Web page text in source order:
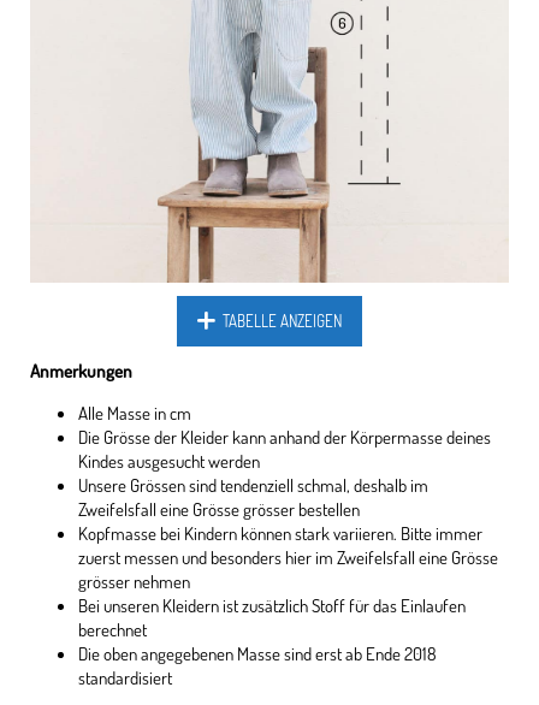
TABELLE ANZEIGEN
Anmerkungen
Alle Masse in cm
Die Grösse der Kleider kann anhand der Körpermasse deines
Kindes ausgesucht werden
Unsere Grössen sind tendenziell schmal, deshalb im
Zweifelsfall eine Grösse grösser bestellen
Kopfmasse bei Kindern können stark variieren. Bitte immer
zuerst messen und besonders hier im Zweifelsfall eine Grösse
grösser nehmen
Bei unseren Kleidern ist zusätzlich Stoff für das Einlaufen
berechnet
Die oben angegebenen Masse sind erst ab Ende 2018
standardisiert